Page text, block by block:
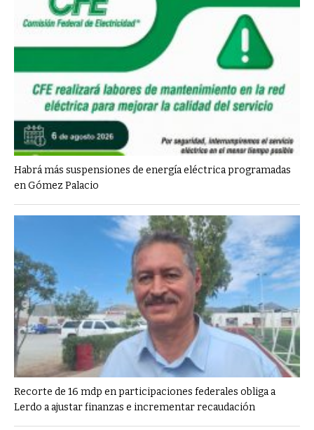
Habrá más suspensiones de energía eléctrica programadas
en Gómez Palacio
Recorte de 16 mdp en participaciones federales obliga a
Lerdo a ajustar finanzas e incrementar recaudación